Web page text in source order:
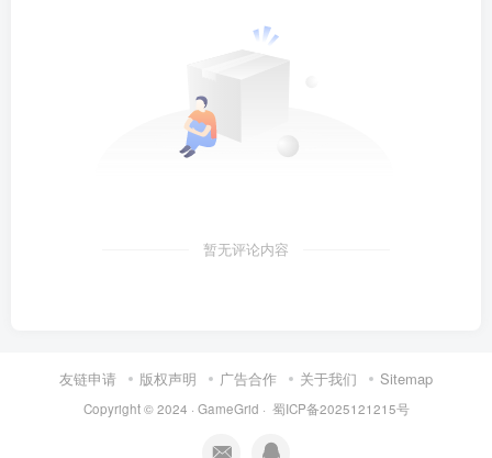
暂无评论内容
友链申请 版权声明 广告合作 关于我们 Sitemap
Copyright © 2024 · GameGrid · 蜀ICP备2025121215号